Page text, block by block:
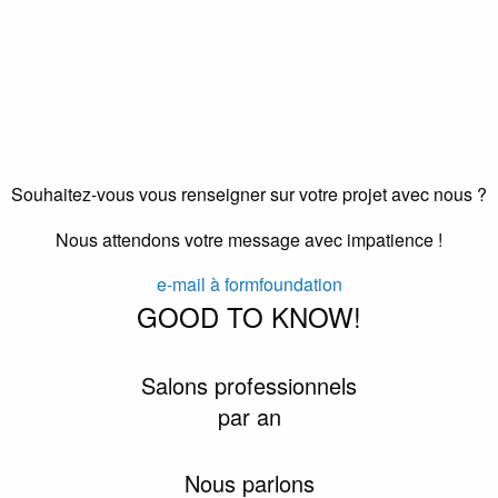
Souhaitez-vous vous renseigner sur votre projet avec nous ?
Nous attendons votre message avec impatience !
e-mail à formfoundation
GOOD TO KNOW!
Salons professionnels
par an
Nous parlons